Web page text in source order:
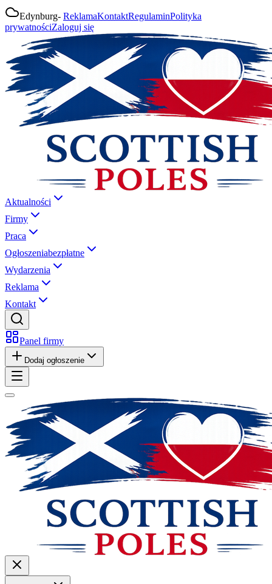
Edynburg- ReklamaKontaktRegulaminPolityka
prywatnościZaloguj się
Aktualności
Firmy
Praca
Ogłoszeniabezpłatne
Wydarzenia
Reklama
Kontakt
Panel firmy
Dodaj ogłoszenie